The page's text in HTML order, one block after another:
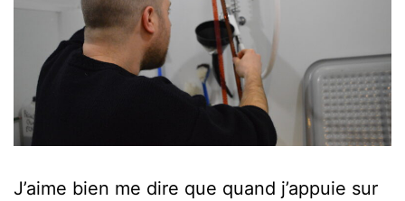
J’aime bien me dire que quand j’appuie sur